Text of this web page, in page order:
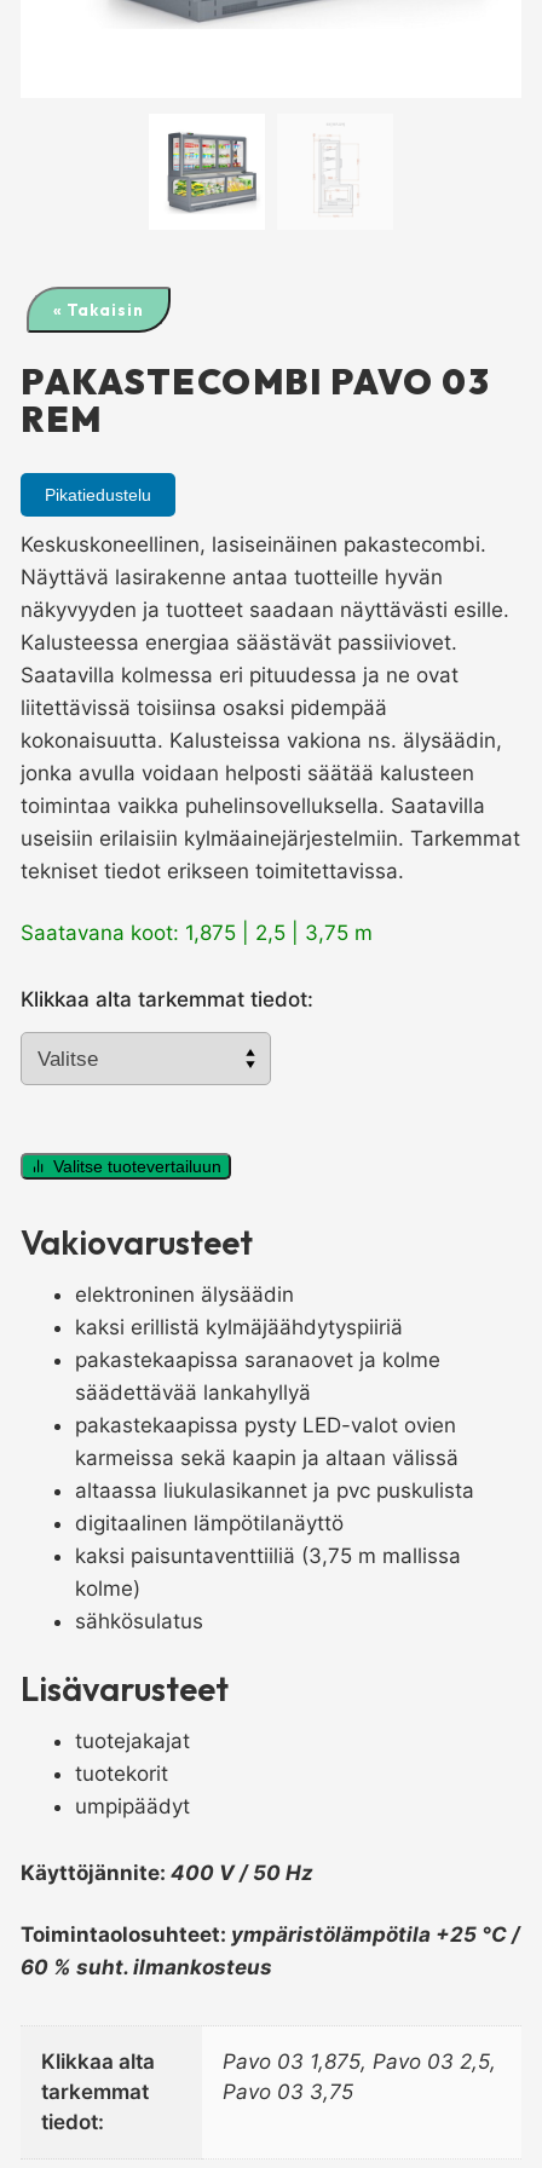
« Takaisin
PAKASTECOMBI PAVO 03
REM
Pikatiedustelu
Keskuskoneellinen, lasiseinäinen pakastecombi.
Näyttävä lasirakenne antaa tuotteille hyvän
näkyvyyden ja tuotteet saadaan näyttävästi esille.
Kalusteessa energiaa säästävät passiiviovet.
Saatavilla kolmessa eri pituudessa ja ne ovat
liitettävissä toisiinsa osaksi pidempää
kokonaisuutta. Kalusteissa vakiona ns. älysäädin,
jonka avulla voidaan helposti säätää kalusteen
toimintaa vaikka puhelinsovelluksella. Saatavilla
useisiin erilaisiin kylmäainejärjestelmiin. Tarkemmat
tekniset tiedot erikseen toimitettavissa.
Saatavana koot: 1,875 | 2,5 | 3,75 m
Klikkaa alta tarkemmat tiedot:
Pavo
REM
Valitse tuotevertailuun
Vakiovarusteet
elektroninen älysäädin
kaksi erillistä kylmäjäähdytyspiiriä
pakastekaapissa saranaovet ja kolme
säädettävää lankahyllyä
pakastekaapissa pysty LED-valot ovien
karmeissa sekä kaapin ja altaan välissä
altaassa liukulasikannet ja pvc puskulista
digitaalinen lämpötilanäyttö
kaksi paisuntaventtiiliä (3,75 m mallissa
kolme)
sähkösulatus
Lisävarusteet
tuotejakajat
tuotekorit
umpipäädyt
Käyttöjännite: 400 V / 50 Hz
Toimintaolosuhteet: ympäristölämpötila +25 °C /
60 % suht. ilmankosteus
Klikkaa alta
tarkemmat
tiedot:
Pavo 03 1,875, Pavo 03 2,5,
Pavo 03 3,75